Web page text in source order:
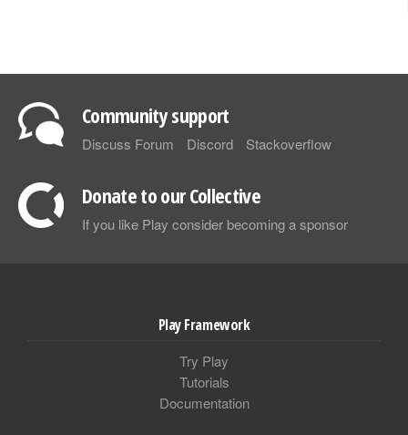
Community support
Discuss Forum Discord Stackoverflow
Donate to our Collective
If you like Play consider becoming a sponsor
Play Framework
Try Play
Tutorials
Documentation